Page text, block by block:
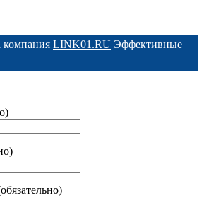
компания LINK01.RU Эффективные